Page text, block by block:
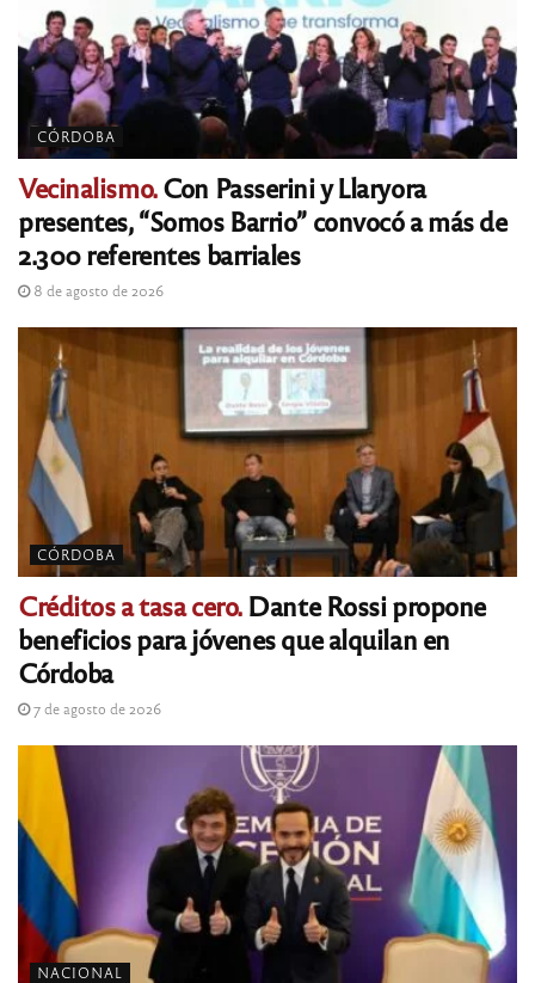
CÓRDOBA
Vecinalismo.Con Passerini y Llaryora
presentes, “Somos Barrio” convocó a más de
2.300 referentes barriales
8 de agosto de 2026
CÓRDOBA
Créditos a tasa cero.Dante Rossi propone
beneficios para jóvenes que alquilan en
Córdoba
7 de agosto de 2026
NACIONAL